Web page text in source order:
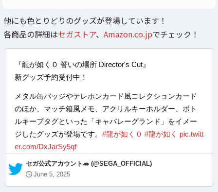
他にも色とりどりのグッズが登場しています！
各商品の詳細はセガストア、 Amazon.co.jpでチェック！
『龍が如く０ 誓いの場所 Director's Cut』
新グッズ予約受付中！
メタル缶バッジやテレホンカード風コレクションカード
のほか、マッチ箱風メモ、アクリルキーホルダー、ボト
ルキープタグといった「キャバレーグランド」をイメー
ジしたグッズが登場です。 #龍が如く０ #龍が如く pic.twitt
er.com/DxJarSy5qf
— セガ公式アカウント🦔 (@SEGA_OFFICIAL)
June 5, 2025